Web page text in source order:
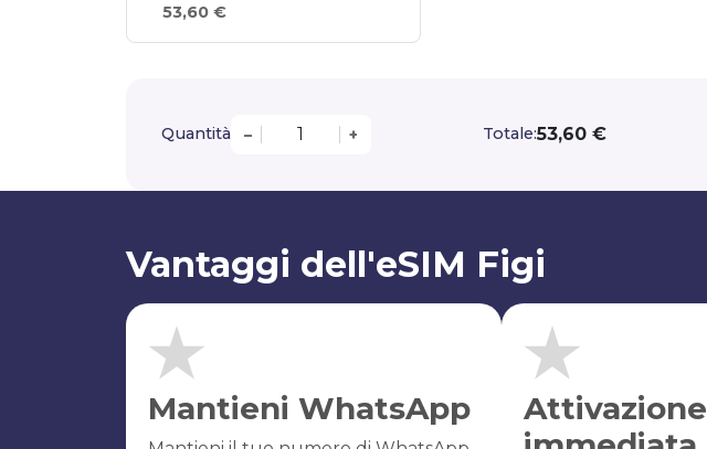
53,60 €
Quantità – + Totale:53,60 €
Vantaggi dell'eSIM Figi
Mantieni WhatsApp
Attivazione